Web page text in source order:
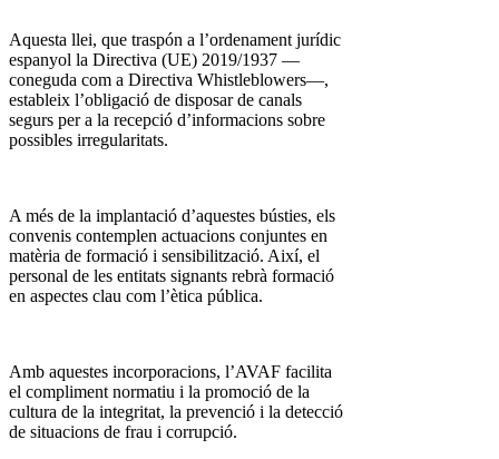
Aquesta llei, que traspón a l’ordenament jurídic
espanyol la Directiva (UE) 2019/1937 —
coneguda com a Directiva Whistleblowers—,
estableix l’obligació de disposar de canals
segurs per a la recepció d’informacions sobre
possibles irregularitats.
A més de la implantació d’aquestes bústies, els
convenis contemplen actuacions conjuntes en
matèria de formació i sensibilització. Així, el
personal de les entitats signants rebrà formació
en aspectes clau com l’ètica pública.
Amb aquestes incorporacions, l’AVAF facilita
el compliment normatiu i la promoció de la
cultura de la integritat, la prevenció i la detecció
de situacions de frau i corrupció.